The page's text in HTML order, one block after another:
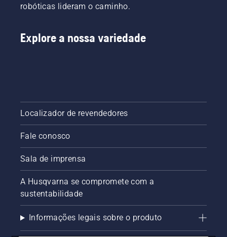
parar,
o
afogador
o motor
dê
partida.
obter
RPM
normal.
robóticas lideram o caminho.
Explore a nossa variedade
Localizador de revendedores
Fale conosco
Sala de imprensa
A Husqvarna se compromete com a
sustentabilidade
Informações legais sobre o produto